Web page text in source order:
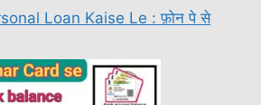
Loan Kaise Le : फ़ोन पे से